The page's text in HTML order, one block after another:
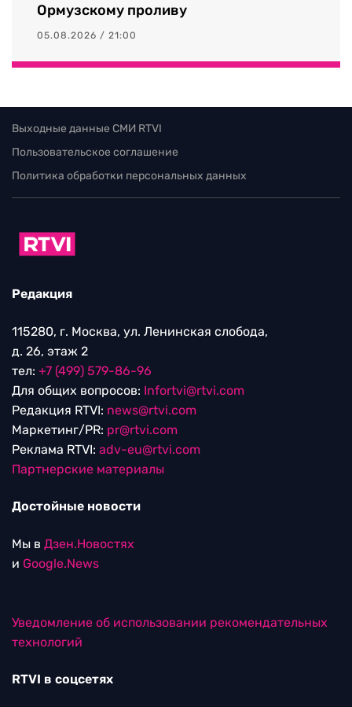
Ормузскому проливу
05.08.2026 / 21:00
Выходные данные СМИ RTVI
Пользовательское соглашение
Политика обработки персональных данных
Редакция
115280, г. Москва, ул. Ленинская слобода,
д. 26, этаж 2
тел: +7 (499) 579-86-96
Для общих вопросов: Infortvi@rtvi.com
Редакция RTVI: news@rtvi.com
Маркетинг/PR: pr@rtvi.com
Реклама RTVI: adv-eu@rtvi.com
Партнерские материалы
Достойные новости
Мы в Дзен.Новостях
и Google.News
Уведомление об использовании рекомендательных
технологий
RTVI в соцсетях